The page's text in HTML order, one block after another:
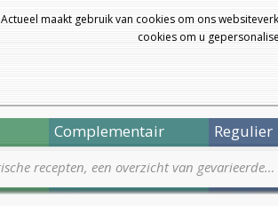
maakt gebruik van cookies om ons
cookies om u
Complementair Regulier
recepten, een overzicht van gevarieerde…